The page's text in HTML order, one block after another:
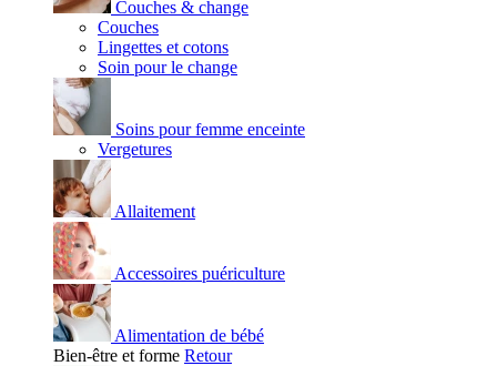
Couches & change
Couches
Lingettes et cotons
Soin pour le change
Soins pour femme enceinte
Vergetures
Allaitement
Accessoires puériculture
Alimentation de bébé
Bien-être et forme Retour